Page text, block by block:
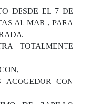
DESDE EL 7 DE
AL MAR , PARA
TOTALMENTE
ACOGEDOR CON